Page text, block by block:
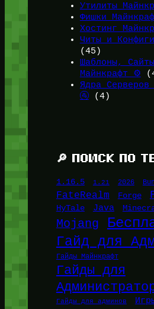
Утилиты
Фишки
Хостинг
Читы и
(45)
Шаблоны,
Майнкрафт ⚙️
Ядра Серверов
🚰(4)
🔎 ПОИСК ПО
1.16.5 1.21 2026
FateRealm Forge
HyTale Java
Mojang
Гайд для
Гайды Майнкрафт
Гайды для
Гайды для админов